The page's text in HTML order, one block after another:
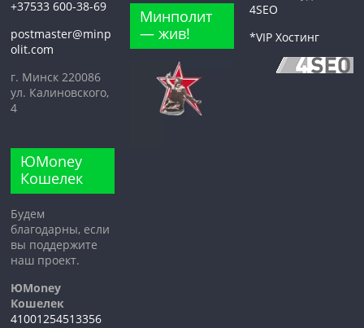
+37533 600-38-69
postmaster@minp
olit.com
г. Минск 220086
ул. Калиновского,
4
ЮMoney
Кошелек
Будем
благодарны, если
вы поддержите
наш проект.
ЮMoney
Кошелек
41001254513356
Минполит
— жив!
4SEO
*VIP Хостинг